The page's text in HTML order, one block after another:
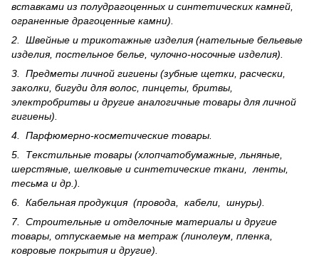
вставками из полудрагоценных и синте­тических камней,
ограненные драгоценные камни).
2. Швейные и трикотажные изделия (нательные бельевые
изделия, постельное белье, чулочно-носочные изделия).
3. Предметы личной гигиены (зубные щетки, расчески,
заколки, бигуди для волос, пинцеты, бритвы,
электробритвы и другие аналогичные товары для личной
гигиены).
4. Парфюмерно-косметические товары.
5. Текстильные товары (хлопчатобумажные, льняные,
шерс­тя­ные, шелковые и синтетические ткани, ленты,
тесьма и др.).
6. Кабельная продукция (провода, кабели, шнуры).
7. Строительные и отделочные материалы и другие
товары, отпускаемые на метраж (линолеум, пленка,
ковровые покрытия и другие).